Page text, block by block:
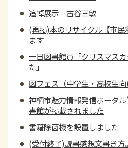
追悼展示 古谷三敏
(再掲)本のリサイクル【市
ます
一日図書館員「クリスマス
た」
図フェス（中学生・高校生
神栖市魅力情報発信ポータ
書館が掲載されました
書籍除菌機を設置しました
(受付終了)読書感想文書き